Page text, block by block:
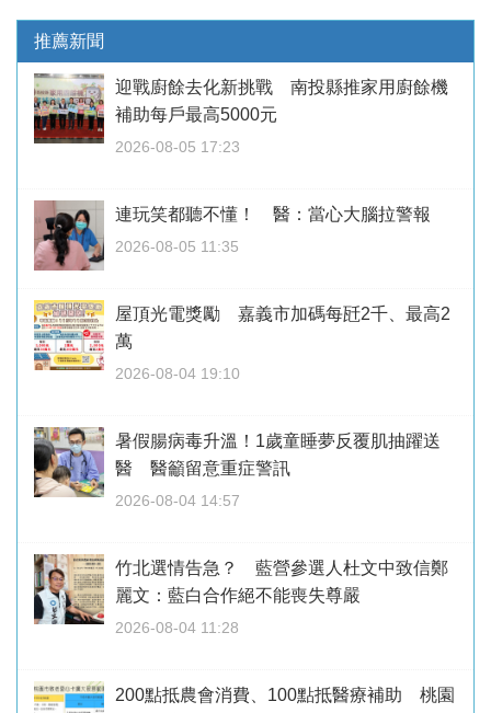
推薦新聞
迎戰廚餘去化新挑戰 南投縣推家用廚餘機
補助每戶最高5000元
2026-08-05 17:23
連玩笑都聽不懂！ 醫：當心大腦拉警報
2026-08-05 11:35
屋頂光電獎勵 嘉義市加碼每瓩2千、最高2
萬
2026-08-04 19:10
暑假腸病毒升溫！1歲童睡夢反覆肌抽躍送
醫 醫籲留意重症警訊
2026-08-04 14:57
竹北選情告急？ 藍營參選人杜文中致信鄭
麗文：藍白合作絕不能喪失尊嚴
2026-08-04 11:28
200點抵農會消費、100點抵醫療補助 桃園